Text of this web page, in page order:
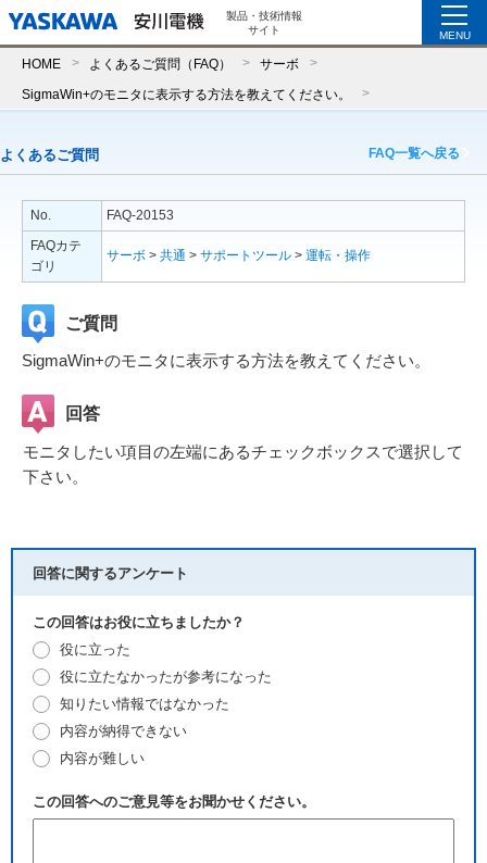
製品・技術情報
サイト
MENU
HOME よくあるご質問（FAQ） サーボ
SigmaWin+のモニタに表示する方法を教えてください。
よくあるご質問 FAQ一覧へ戻る
No.
FAQ-20153
FAQカテ
ゴリ
サーボ > 共通 > サポートツール > 運転・操作
ご質問
SigmaWin+のモニタに表示する方法を教えてください。
回答
モニタしたい項目の左端にあるチェックボックスで選択して
下さい。
回答に関するアンケート
この回答はお役に立ちましたか？
役に立った
役に立たなかったが参考になった
知りたい情報ではなかった
内容が納得できない
内容が難しい
この回答へのご意見等をお聞かせください。